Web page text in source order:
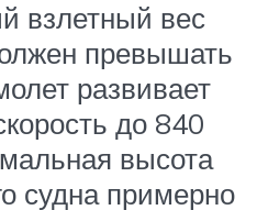
взлетный вес
превышать
развивает
до 840
высота
судна примерно